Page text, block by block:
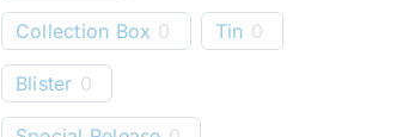
Collection Box 0 Tin 0
Blister 0